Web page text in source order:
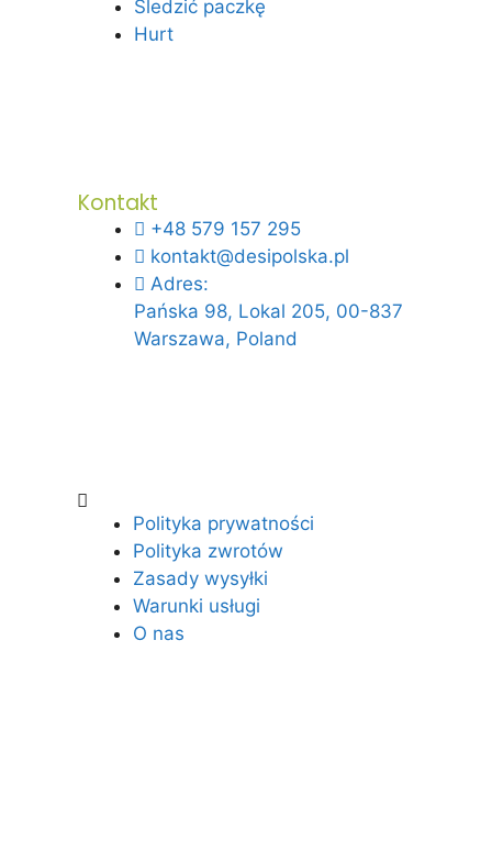
Śledzić paczkę
Hurt
Kontakt
+48 579 157 295
kontakt@desipolska.pl
Adres:
Pańska 98, Lokal 205, 00-837
Warszawa, Poland
Polityka prywatności
Polityka zwrotów
Zasady wysyłki
Warunki usługi
O nas